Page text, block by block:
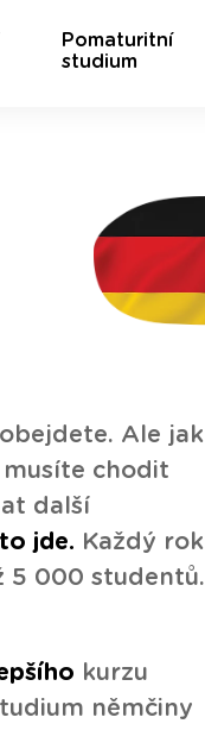
Pomaturitní
studium
Ale jak
chodit
další
jde. Každý rok
5 000 studentů.
kurzu
němčiny